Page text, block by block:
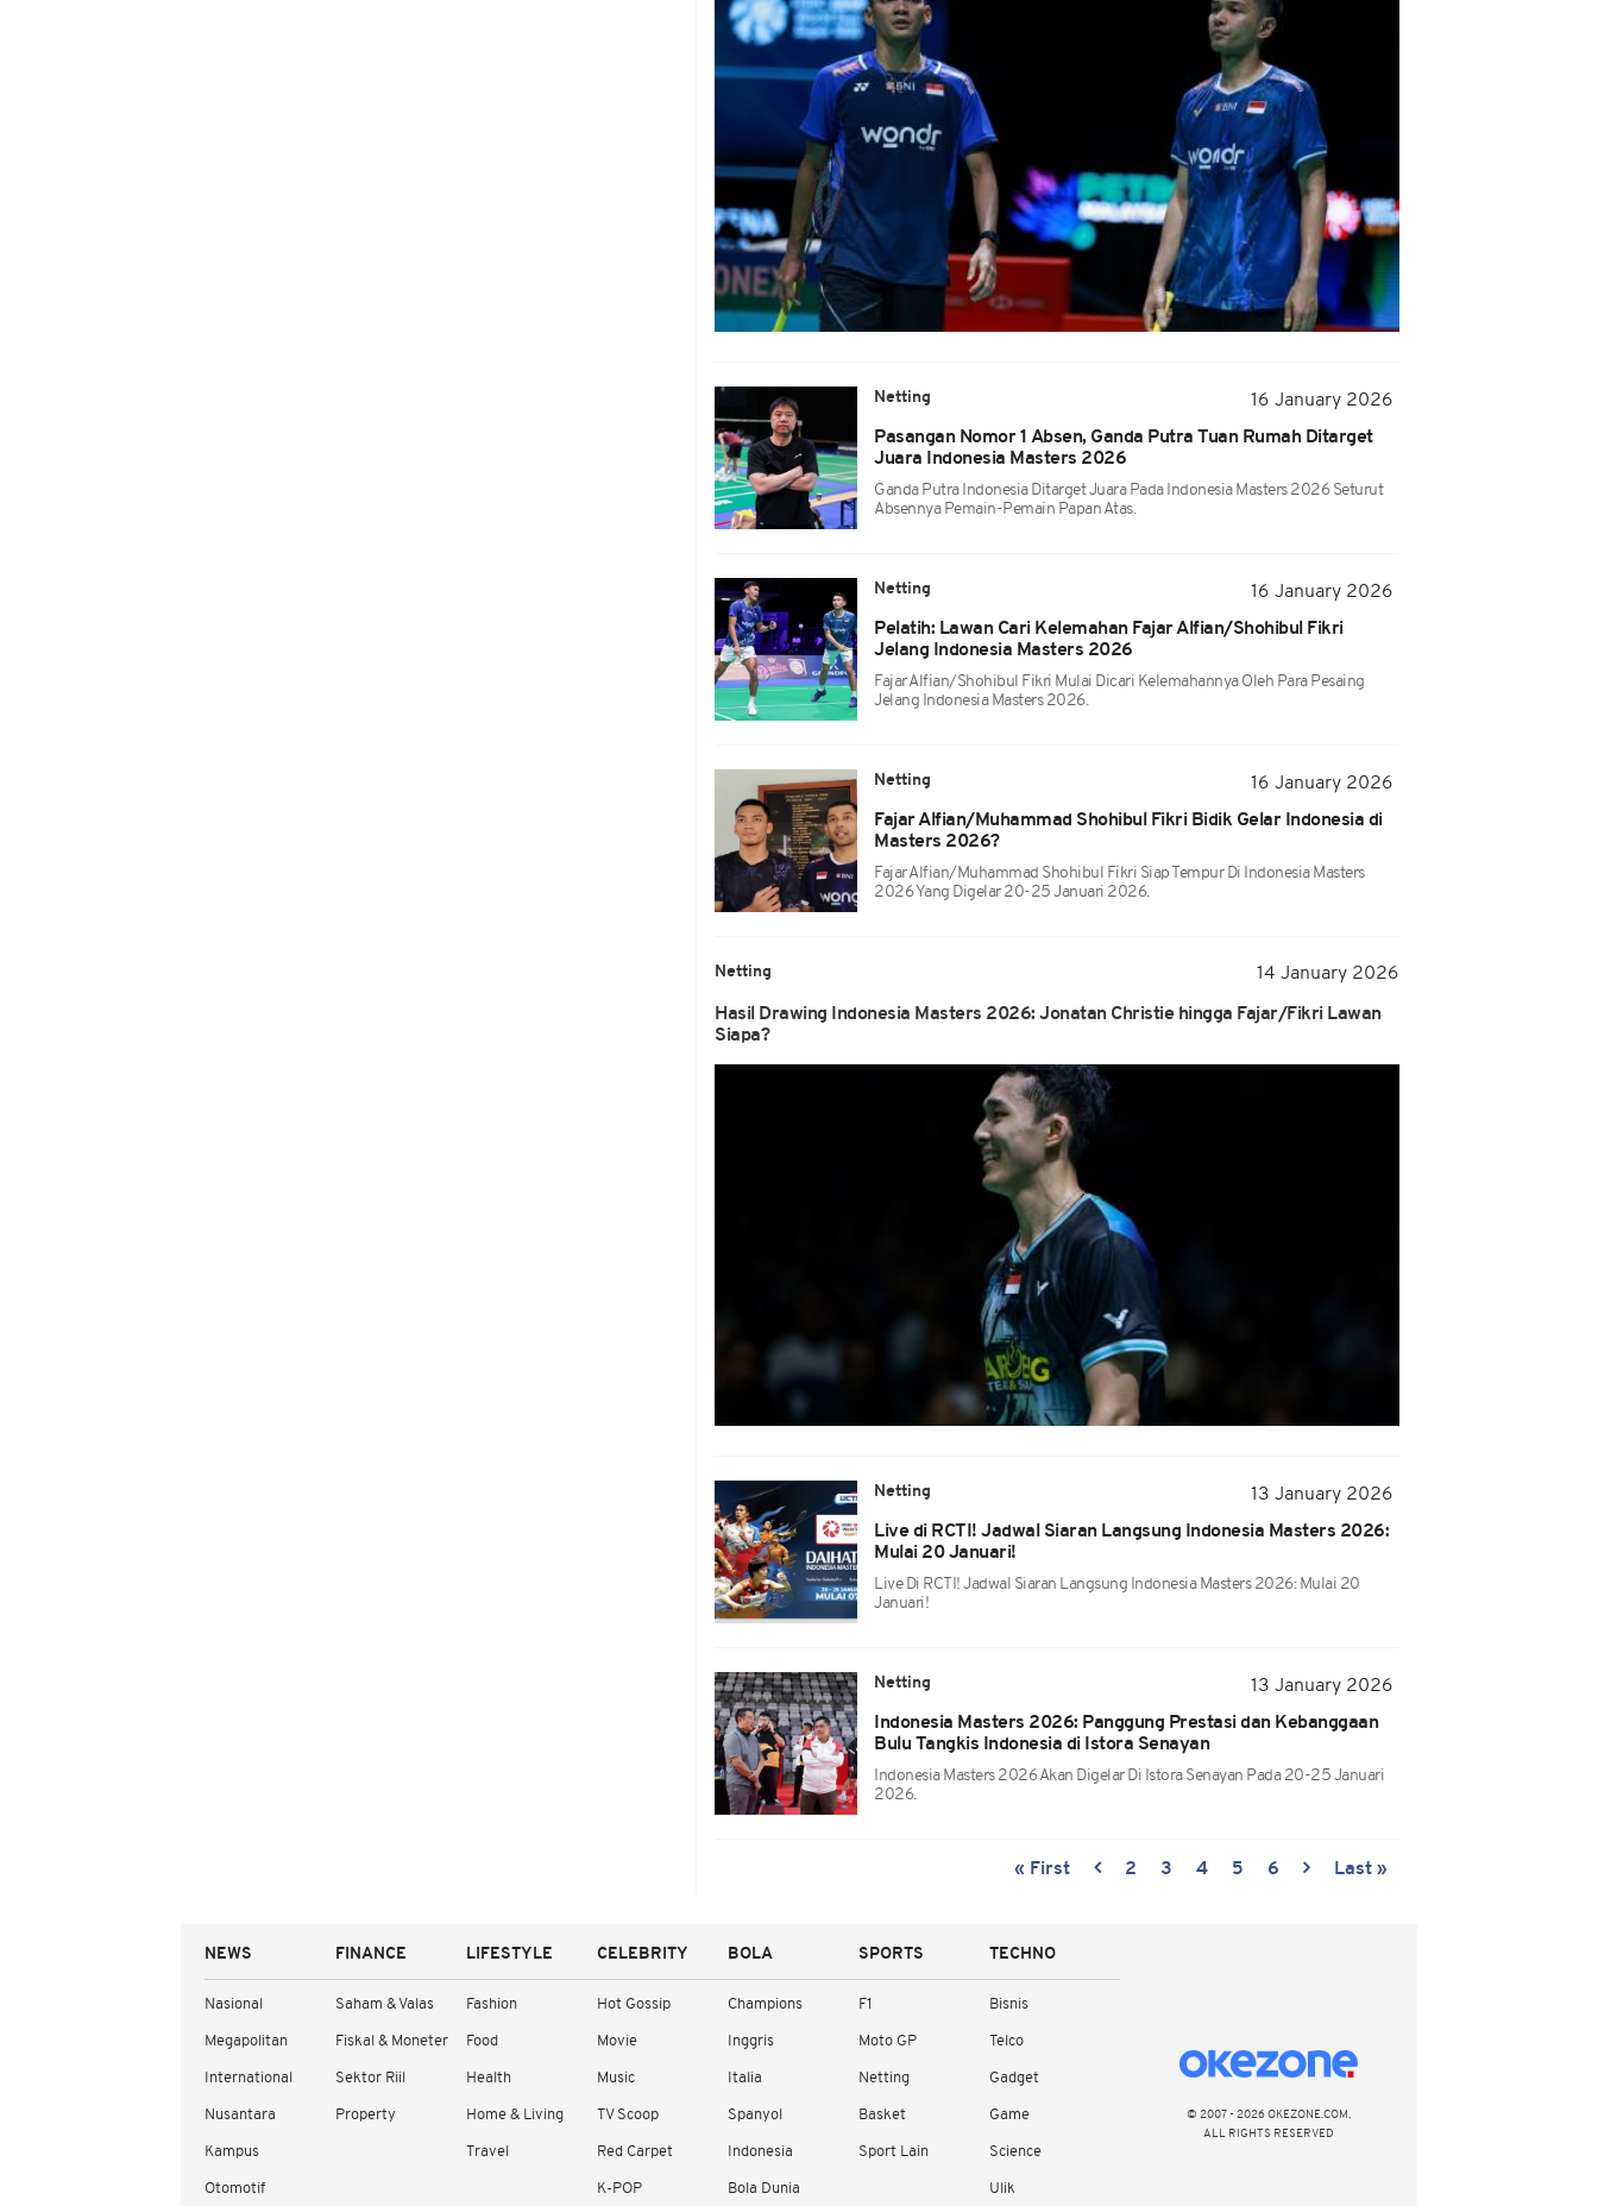
Netting
16 January 2026
Pasangan Nomor 1 Absen, Ganda Putra Tuan Rumah Ditarget
Juara Indonesia Masters 2026
Ganda Putra Indonesia Ditarget Juara Pada Indonesia Masters 2026 Seturut
Absennya Pemain-Pemain Papan Atas.
Netting
16 January 2026
Pelatih: Lawan Cari Kelemahan Fajar Alfian/Shohibul Fikri
Jelang Indonesia Masters 2026
Fajar Alfian/Shohibul Fikri Mulai Dicari Kelemahannya Oleh Para Pesaing
Jelang Indonesia Masters 2026.
Netting
16 January 2026
Fajar Alfian/Muhammad Shohibul Fikri Bidik Gelar Indonesia di
Masters 2026?
Fajar Alfian/Muhammad Shohibul Fikri Siap Tempur Di Indonesia Masters
2026 Yang Digelar 20-25 Januari 2026.
Netting 14 January 2026
Hasil Drawing Indonesia Masters 2026: Jonatan Christie hingga Fajar/Fikri Lawan
Siapa?
Netting
13 January 2026
Live di RCTI! Jadwal Siaran Langsung Indonesia Masters 2026:
Mulai 20 Januari!
Live Di RCTI! Jadwal Siaran Langsung Indonesia Masters 2026: Mulai 20
Januari!
Netting
13 January 2026
Indonesia Masters 2026: Panggung Prestasi dan Kebanggaan
Bulu Tangkis Indonesia di Istora Senayan
Indonesia Masters 2026 Akan Digelar Di Istora Senayan Pada 20-25 Januari
2026.
« First 2 3 4 5 6 Last »
NEWS
Nasional
Megapolitan
International
Nusantara
Kampus
Otomotif
FINANCE
Saham & Valas
Fiskal & Moneter
Sektor Riil
Property
LIFESTYLE
Fashion
Food
Health
Home & Living
Travel
CELEBRITY
Hot Gossip
Movie
Music
TV Scoop
Red Carpet
K-POP
BOLA
Champions
Inggris
Italia
Spanyol
Indonesia
Bola Dunia
SPORTS
F1
Moto GP
Netting
Basket
Sport Lain
TECHNO
Bisnis
Telco
Gadget
Game
Science
Ulik
© 2007 - 2026 OKEZONE.COM,
ALL RIGHTS RESERVED